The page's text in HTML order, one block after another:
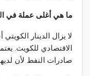
ما هي أغلى عملة في
لا يزال الدينار
الاقتصادي للكويت.
صادرات النفط لأن